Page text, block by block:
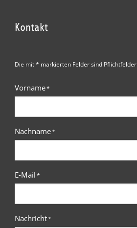
Kontakt
Die mit * markierten Felder sind Pflichtfelder
Vorname*
Nachname*
E-Mail*
Nachricht*